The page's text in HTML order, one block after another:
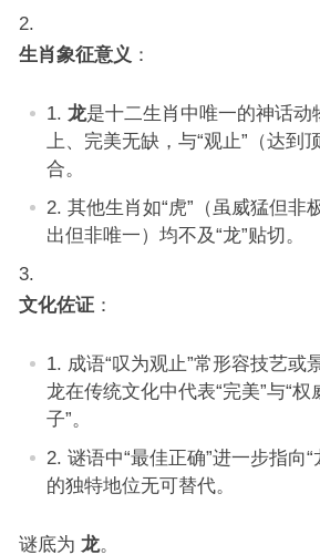
生肖象征意义 ：
龙是十二生肖中唯一的神话动
上、完美无缺，与“观止”（达到
合。
其他生肖如“虎”（虽威猛但非
出但非唯一）均不及“龙”贴切。
文化佐证：
成语“叹为观止”常形容技艺或
龙在传统文化中代表“完美”与“权
子”。
谜语中“最佳正确”进一步指向
的独特地位无可替代。
谜底为 龙。